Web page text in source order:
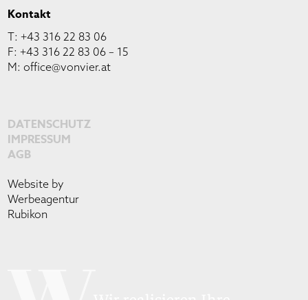
Kontakt
T:+43 316 22 83 06
F: +43 316 22 83 06 – 15
M:office@vonvier.at
DATENSCHUTZ
IMPRESSUM
AGB
Website by
Werbeagentur
Rubikon